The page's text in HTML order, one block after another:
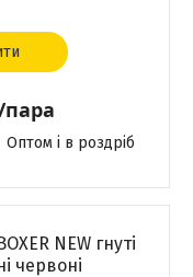
пара
Оптом і в роздріб
NEW гнуті
червоні